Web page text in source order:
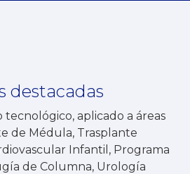
destacadas
aplicado a áreas
de Médula, Trasplante
Infantil, Programa
de Columna, Urología